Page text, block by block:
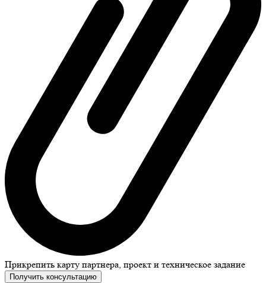
Прикрепить карту партнера, проект и техническое задание
Получить консультацию